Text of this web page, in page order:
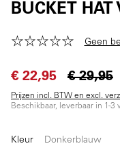
BUCKET HAT
Geen
€ 22,95 € 29,95
Prijzen incl. BTW en excl.
Beschikbaar, leverbaar in 1-3
Kleur Donkerblauw